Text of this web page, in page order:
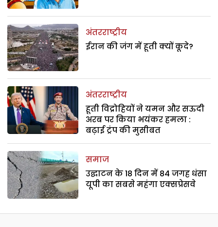
अंतरराष्ट्रीय
ईरान की जंग में हूती क्यों कूदे?
अंतरराष्ट्रीय
हूती विद्रोहियों ने यमन और सऊदी
अरब पर किया भयंकर हमला :
बढ़ाई ट्रंप की मुसीबत
समाज
उद्घाटन के 18 दिन में 84 जगह धंसा
यूपी का सबसे महंगा एक्सप्रेसवे